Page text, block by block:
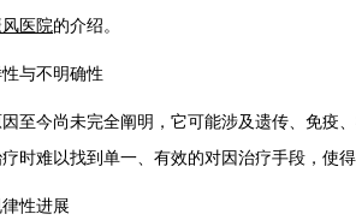
医院的介绍。
与不明确性
今尚未完全阐明，它可能涉及遗传、免疫、
时难以找到单一、有效的对因治疗手段，使得
性进展